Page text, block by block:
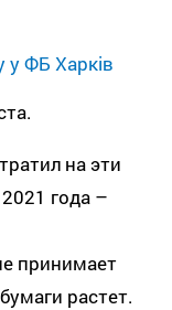
у ФБ Харків
на эти
года –
принимает
растет.